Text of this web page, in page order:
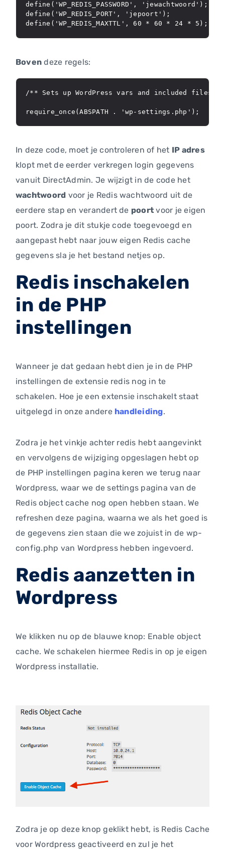
define('WP_REDIS_PASSWORD', 'jewachtwoord');
define('WP_REDIS_PORT', 'jepoort');
Boven deze regels:
/** Sets up WordPress vars and included files.
In deze code, moet je controleren of het IP adres
klopt met de eerder verkregen login gegevens
vanuit DirectAdmin. Je wijzigt in de code het
wachtwoord voor je Redis wachtwoord uit de
eerdere stap en verandert de poort voor je eigen
poort. Zodra je dit stukje code toegevoegd en
aangepast hebt naar jouw eigen Redis cache
gegevens sla je het bestand netjes op.
Redis inschakelen
in de PHP
instellingen
Wanneer je dat gedaan hebt dien je in de PHP
instellingen de extensie redis nog in te
schakelen. Hoe je een extensie inschakelt staat
uitgelegd in onze andere handleiding.
Zodra je het vinkje achter redis hebt aangevinkt
en vervolgens de wijziging opgeslagen hebt op
de PHP instellingen pagina keren we terug naar
Wordpress, waar we de settings pagina van de
Redis object cache nog open hebben staan. We
refreshen deze pagina, waarna we als het goed is
de gegevens zien staan die we zojuist in de wp-
config.php van Wordpress hebben ingevoerd.
Redis aanzetten in
Wordpress
We klikken nu op de blauwe knop: Enable object
cache. We schakelen hiermee Redis in op je eigen
Wordpress installatie.
Zodra je op deze knop geklikt hebt, is Redis Cache
voor Wordpress geactiveerd en zul je het